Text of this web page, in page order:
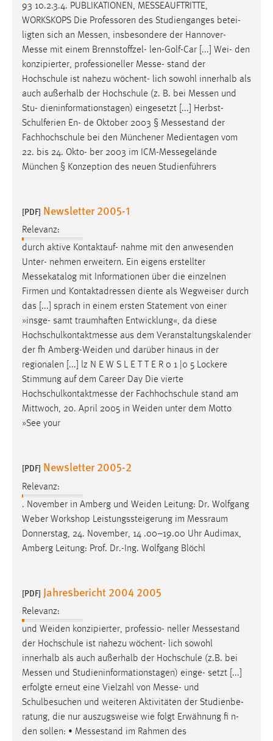
93 10.2.3.4. PUBLIKATIONEN, MESSEAUFTRITTE,
WORKSKOPS Die Professoren des Studienganges betei-
ligten sich an Messen, insbesondere der Hannover-
Messe mit einem Brennstoffzel- len-Golf-Car [...] Wei- den
konzipierter, professioneller Messe- stand der
Hochschule ist nahezu wöchent- lich sowohl innerhalb als
auch außerhalb der Hochschule (z. B. bei Messen und
Stu- dieninformationstagen) eingesetzt [...] Herbst-
Schulferien En- de Oktober 2003 § Messestand der
Fachhochschule bei den Münchener Medientagen vom
22. bis 24. Okto- ber 2003 im
ICM-Messegelände
München § Konzeption des neuen Studienführers
[PDF] Newsletter 2005-1
Relevanz:
durch aktive Kontaktauf- nahme mit den anwesenden
Unter- nehmen erweitern. Ein eigens erstellter
Messekatalog mit Informationen über die einzelnen
Firmen und Kontaktadressen diente als Wegweiser durch
das [...] sprach in einem ersten Statement von einer
»insge- samt traumhaften Entwicklung«, da diese
Hochschulkontaktmesse aus dem Veranstaltungskalender
der fh Amberg-Weiden und darüber hinaus in der
regionalen [...] lz N E W S L E T T E R 0 1 |0 5 Lockere
Stimmung auf dem Career Day Die vierte
Hochschulkontaktmesse der Fachhochschule stand am
Mittwoch, 20. April 2005 in Weiden unter dem Motto
»See your
[PDF] Newsletter 2005-2
Relevanz:
. November in Amberg und Weiden Leitung: Dr. Wolfgang
Weber Workshop Leistungssteigerung im Messraum
Donnerstag, 24. November, 14 .00–19.00 Uhr Audimax,
Amberg Leitung: Prof. Dr.-Ing. Wolfgang Blöchl
[PDF] Jahresbericht 2004 2005
Relevanz:
und Weiden konzipierter, professio- neller Messestand
der Hochschule ist nahezu wöchent- lich sowohl
innerhalb als auch außerhalb der Hochschule (z.B. bei
Messen und Studieninformationstagen) einge- setzt [...]
erfolgte erneut eine Vielzahl von Messe- und
Schulbesuchen und weiteren Aktivitäten der Studienbe-
ratung, die nur auszugsweise wie folgt Erwähnung fi n-
den sollen: • Messestand im Rahmen des
Name:
Zweck:
Für performante Seitenauslieferung wird in diesem Cookie
gespeichert, ob man eingeloggt ist.
Sprachpräferenz
Name:
site-language-preference
Zweck:
Cookie Laufzeit:
Chat
Name:
MibewSessionID, MIBEW_UserID, mibew_locale, mibew-
chat-frame-style-5e9dbeb1811c0446
Zweck:
Wird benötigt um die Chatfunktion nutzen zu können.
Cookie Laufzeit:
MibewSessionID, mibew-chat-frame-style-
5e9dbeb1811c0446 = Sitzungslaufzeit, mibew_locale = 3
Jahre, MIBEW_UserID = 1 Jahr
Name:
Zweck:
Dieser Cookie ist notwendig um sich an der Website
einloggen zu können.
Cookie Laufzeit:
STATISTIK
Statistik Cookies erfassen Informationen anonym.
Diese Informationen helfen uns zu verstehen, wie
unsere Besucher unsere Website nutzen.
Matomo
Name:
_pk_ref, _pk_cvar, _pk_id, _pk_ses